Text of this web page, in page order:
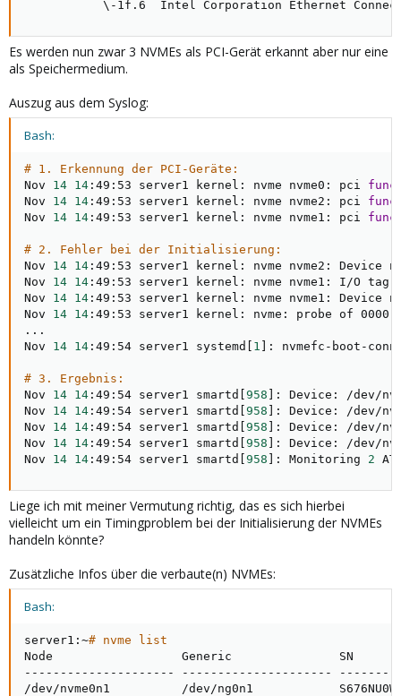
\ -1f.6  Intel Corporation Ethernet
Es werden nun zwar 3 NVMEs als PCI-Gerät erkannt aber nur eine
als Speichermedium.
Auszug aus dem Syslog:
Bash:
# 1. Erkennung der PCI-Geräte:
Nov 14 14 :49:53 server1 kernel: nvme nvme0: pci
Nov 14 14 :49:53 server1 kernel: nvme nvme2: pci
Nov 14 14 :49:53 server1 kernel: nvme nvme1: pci
# 2. Fehler bei der Initialisierung:
Nov 14 14 :49:53 server1 kernel: nvme nvme2: Device
Nov 14 14 :49:53 server1 kernel: nvme nvme1: I/O tag
Nov 14 14 :49:53 server1 kernel: nvme nvme1: Device
Nov 14 14
.. .
Nov 14 14 :49:54 server1 systemd 1 : nvmefc-boot-
# 3. Ergebnis:
Nov 14 14 :49:54 server1 smartd 958
: Device: /dev/
Nov 14 14 :49:54 server1 smartd 958
: Device: /dev/
Nov 14 14 :49:54 server1 smartd 958
: Device: /dev/
Nov 14 14 :49:54 server1 smartd 958
: Device: /dev/
Nov 14 14 :49:54 server1 smartd 958 : Monitoring 2
Liege ich mit meiner Vermutung richtig, das es sich hierbei
vielleicht um ein Timingproblem bei der Initialisierung der NVMEs
handeln könnte?
Zusätzliche Infos über die verbaute(n) NVMEs:
Bash:
server1:~# nvme list
Node                  Generic               SN
--------------------- ---------------------
/dev/nvme0n1          /dev/ng0n1